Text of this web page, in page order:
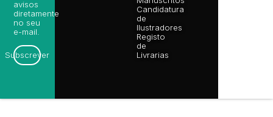
Candidatura
de
Ilustradores
Registo
de
Livrarias
avisos
diretamente
no seu
e-mail.
Subscrever